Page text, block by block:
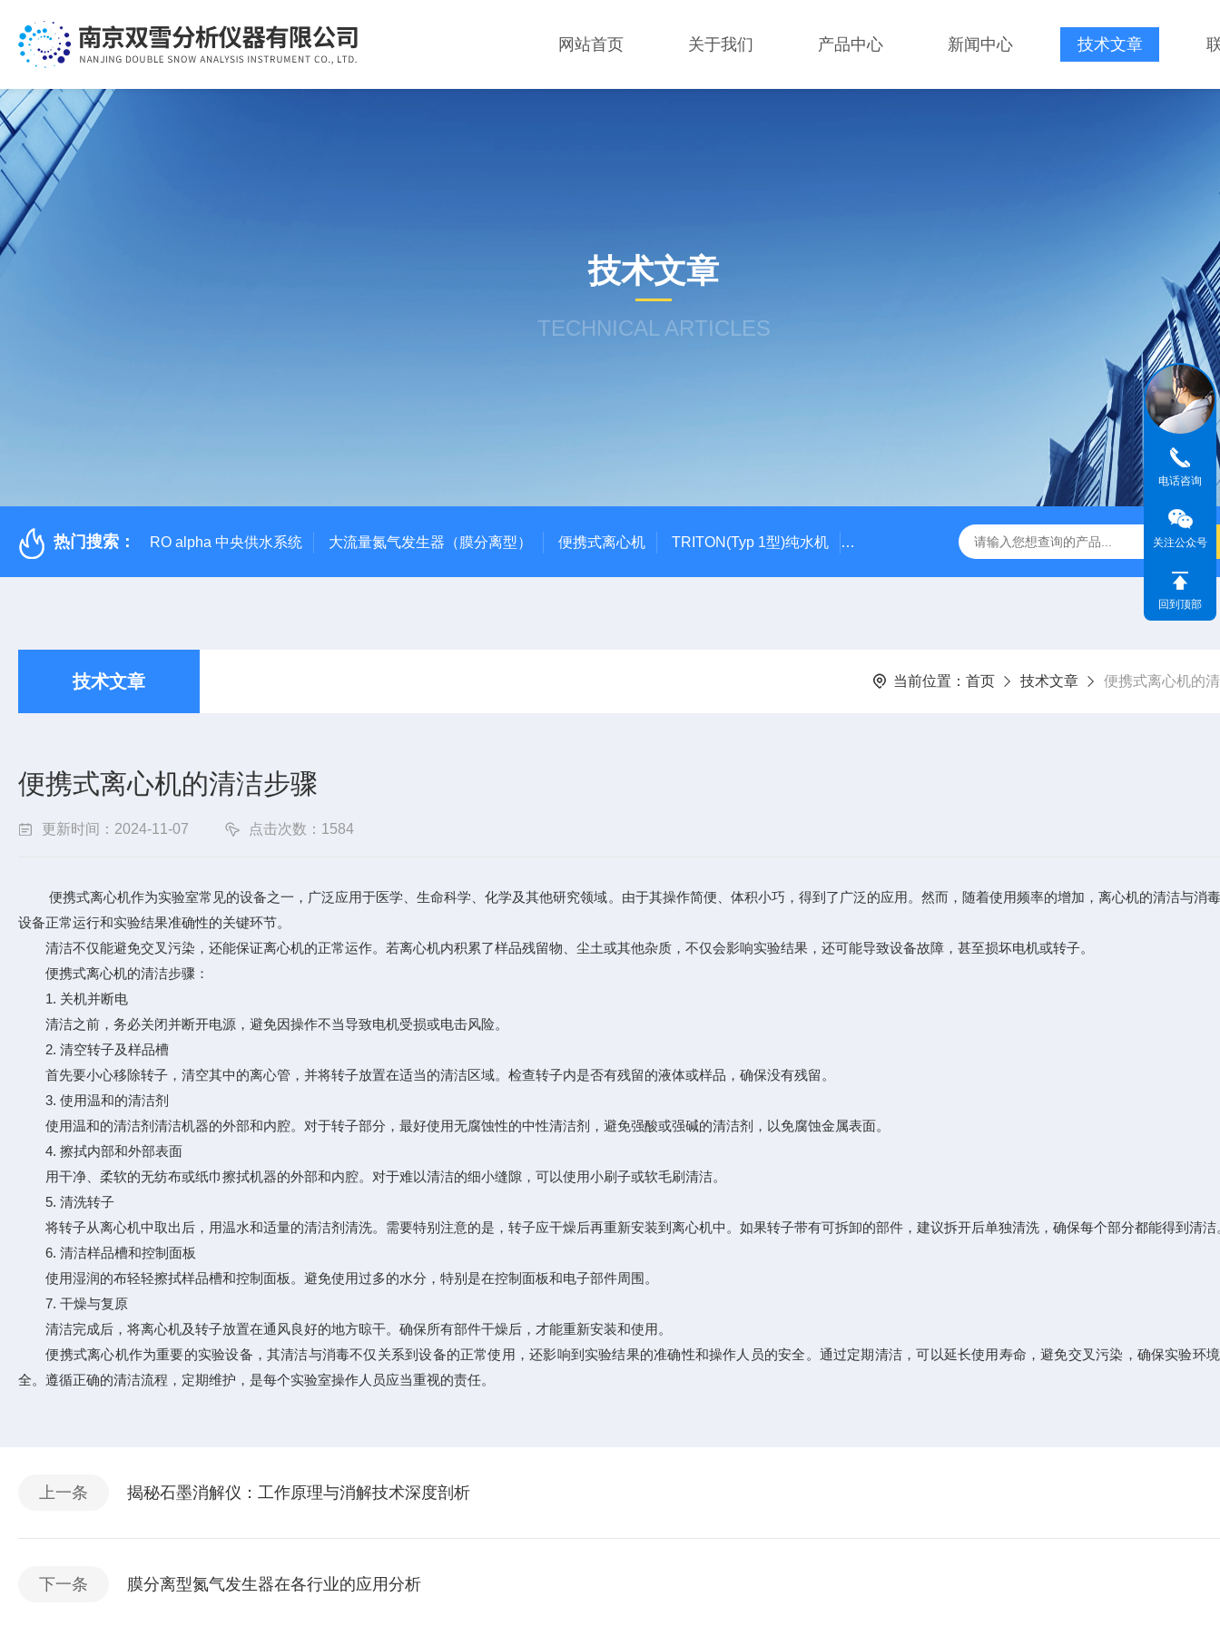
网站首页 关于我们 产品中心 新闻中心 技术文章
技术文章
TECHNICAL ARTICLES
热门搜索： RO alpha 中央供水系统 大流量氮气发生器（膜分离型） 便携式离心机 TRITON(Typ 1型)纯水机 南京双雪SX-36S石墨消解仪 SX-30L大流量氮气发生
技术文章 当前位置： 首页 技术文章 便携式离心机的
便携式离心机的清洁步骤
更新时间：2024-11-07 点击次数：1584
便携式离心机作为实验室常见的设备之一，广泛应用于医学、生命科学、化学及其他研究领域。由于其操作简便、体积小巧，得到了广泛的应用。然而，随着使用频率的增加，离心机的清洁与消
设备正常运行和实验结果准确性的关键环节。
清洁不仅能避免交叉污染，还能保证离心机的正常运作。若离心机内积累了样品残留物、尘土或其他杂质，不仅会影响实验结果，还可能导致设备故障，甚至损坏电机或转子。
便携式离心机的清洁步骤：
1. 关机并断电
清洁之前，务必关闭并断开电源，避免因操作不当导致电机受损或电击风险。
2. 清空转子及样品槽
首先要小心移除转子，清空其中的离心管，并将转子放置在适当的清洁区域。检查转子内是否有残留的液体或样品，确保没有残留。
3. 使用温和的清洁剂
使用温和的清洁剂清洁机器的外部和内腔。对于转子部分，最好使用无腐蚀性的中性清洁剂，避免强酸或强碱的清洁剂，以免腐蚀金属表面。
4. 擦拭内部和外部表面
用干净、柔软的无纺布或纸巾擦拭机器的外部和内腔。对于难以清洁的细小缝隙，可以使用小刷子或软毛刷清洁。
5. 清洗转子
将转子从离心机中取出后，用温水和适量的清洁剂清洗。需要特别注意的是，转子应干燥后再重新安装到离心机中。如果转子带有可拆卸的部件，建议拆开后单独清洗，确保每个部分都能得到清洁
6. 清洁样品槽和控制面板
使用湿润的布轻轻擦拭样品槽和控制面板。避免使用过多的水分，特别是在控制面板和电子部件周围。
7. 干燥与复原
清洁完成后，将离心机及转子放置在通风良好的地方晾干。确保所有部件干燥后，才能重新安装和使用。
便携式离心机作为重要的实验设备，其清洁与消毒不仅关系到设备的正常使用，还影响到实验结果的准确性和操作人员的安全。通过定期清洁，可以延长使用寿命，避免交叉污染，确保实验环
全。遵循正确的清洁流程，定期维护，是每个实验室操作人员应当重视的责任。
上一条 揭秘石墨消解仪：工作原理与消解技术深度剖析
下一条 膜分离型氮气发生器在各行业的应用分析
电话咨询
关注公众号
回到顶部